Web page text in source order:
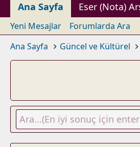
Ana Sayfa Eser (Nota)
Yeni Mesajlar
Forumlarda Ara
Ana Sayfa
Güncel ve Kültürel